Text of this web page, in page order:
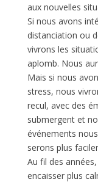
aux nouvelles
Si nous avons
distanciation ou
vivrons les
aplomb. Nous
Mais si nous
stress, nous
recul, avec des
submergent et
événements
serons plus
Au fil des
encaisser plus